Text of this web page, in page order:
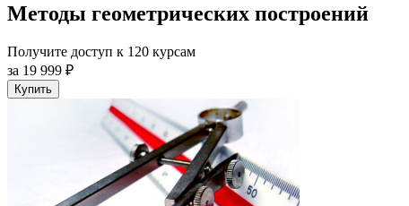
Методы геометрических построений
Получите доступ к 120 курсам
за 19 999 ₽
Купить